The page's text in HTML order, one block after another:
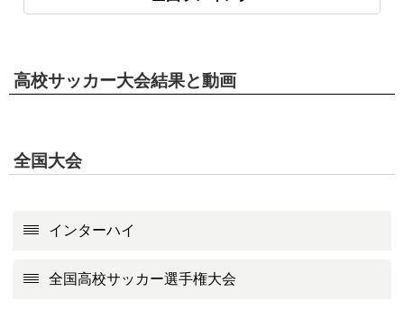
高校サッカー大会結果と動画
全国大会
インターハイ
全国高校サッカー選手権大会